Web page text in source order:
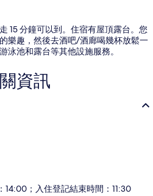
15 分鐘可以到。住宿有屋頂露台。您
樂趣，然後去酒吧/酒廊喝幾杯放鬆一
泳池和露台等其他設施服務。
資訊
14:00；入住登記結束時間：11:30